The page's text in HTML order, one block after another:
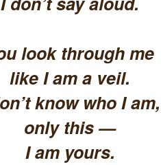
look through me
like I am a veil.
know who I am,
only this —
I am yours.